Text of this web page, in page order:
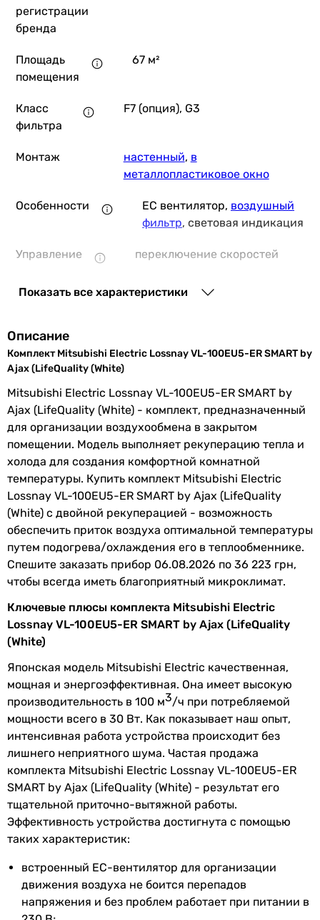
регистрации
бренда
Площадь
помещения
67 м²
Класс
фильтра
F7 (опция), G3
Монтаж настенный, в
металлопластиковое окно
Особенности ЕС вентилятор, воздушный
фильтр, световая индикация
Управление
переключение скоростей
датчик качества воздуха,
углекислого газа
Шум от
рекуператора
стандартный (от 16 до 30
Дб)
Количество
скоростей
2 шт
Уровень шума
на расстоянии
3м
24 дБ, 36.5 дБ
Расход воздуха
в режиме
рекуперации
55 м³/час, 100 м³/час
Отверстие под
монтаж
85 мм, 90 мм
Монтаж
наружной
решетки
с улицы
Выход
на стену
Материал
теплообменника
целлюлоза
Режим
приток и вытяжка
Минимальная
температура
-10 °C
Показать все характеристики
Описание
Комплект Mitsubishi Electric Lossnay VL-100EU5-ER SMART by
Ajax (LifeQuality (White)
Mitsubishi Electric Lossnay VL-100EU5-ER SMART by
Ajax (LifeQuality (White) - комплект, предназначенный
для организации воздухообмена в закрытом
помещении. Модель выполняет рекуперацию тепла и
холода для создания комфортной комнатной
температуры. Купить комплект Mitsubishi Electric
Lossnay VL-100EU5-ER SMART by Ajax (LifeQuality
(White) с двойной рекуперацией - возможность
обеспечить приток воздуха оптимальной температуры
путем подогрева/охлаждения его в теплообменнике.
Спешите заказать прибор 06.08.2026 по 36 223 грн,
чтобы всегда иметь благоприятный микроклимат.
Ключевые плюсы комплекта Mitsubishi Electric
Lossnay VL-100EU5-ER SMART by Ajax (LifeQuality
(White)
Японская модель Mitsubishi Electric качественная,
мощная и энергоэффективная. Она имеет высокую
производительность в 100 м3/ч при потребляемой
мощности всего в 30 Вт. Как показывает наш опыт,
интенсивная работа устройства происходит без
лишнего неприятного шума. Частая продажа
комплекта Mitsubishi Electric Lossnay VL-100EU5-ER
SMART by Ajax (LifeQuality (White) - результат его
тщательной приточно-вытяжной работы.
Эффективность устройства достигнута с помощью
таких характеристик:
встроенный ЕС-вентилятор для организации
движения воздуха не боится перепадов
напряжения и без проблем работает при питании в